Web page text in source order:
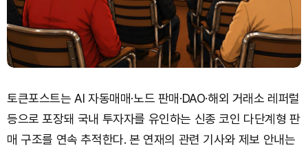
토큰포스트는 AI 자동매매·노드 판매·DAO·해외 거래소 레퍼럴
등으로 포장돼 국내 투자자를 유인하는 신종 코인 다단계형 판
매 구조를 연속 추적한다. 본 연재의 관련 기사와 제보 안내는